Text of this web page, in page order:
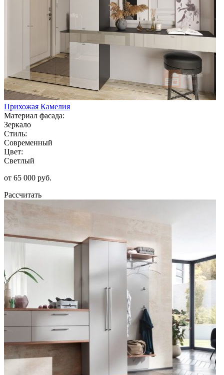
Прихожая Камелия
Материал фасада:
Зеркало
Стиль:
Современный
Цвет:
Светлый
от 65 000 руб.
Рассчитать